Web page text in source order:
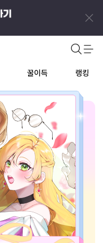
꿀이득 랭킹